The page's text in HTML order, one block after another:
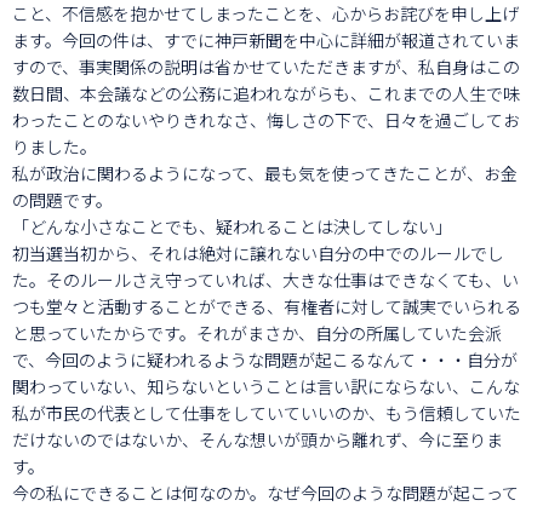
こと、不信感を抱かせてしまったことを、心からお詫びを申し上げ
ます。今回の件は、すでに神戸新聞を中心に詳細が報道されていま
すので、事実関係の説明は省かせていただきますが、私自身はこの
数日間、本会議などの公務に追われながらも、これまでの人生で味
わったことのないやりきれなさ、悔しさの下で、日々を過ごしてお
りました。
私が政治に関わるようになって、最も気を使ってきたことが、お金
の問題です。
「どんな小さなことでも、疑われることは決してしない」
初当選当初から、それは絶対に譲れない自分の中でのルールでし
た。そのルールさえ守っていれば、大きな仕事はできなくても、い
つも堂々と活動することができる、有権者に対して誠実でいられる
と思っていたからです。それがまさか、自分の所属していた会派
で、今回のように疑われるような問題が起こるなんて・・・自分が
関わっていない、知らないということは言い訳にならない、こんな
私が市民の代表として仕事をしていていいのか、もう信頼していた
だけないのではないか、そんな想いが頭から離れず、今に至りま
す。
今の私にできることは何なのか。なぜ今回のような問題が起こって